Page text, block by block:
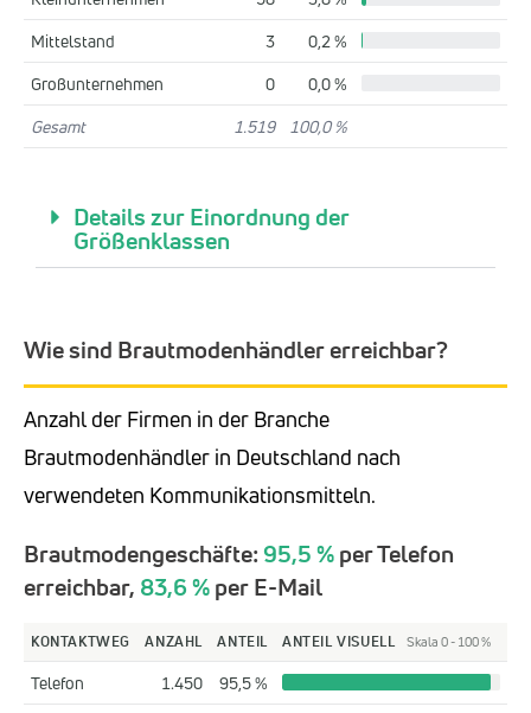
Mittelstand
3
0,2 %
Großunternehmen
0
0,0 %
Gesamt
1.519 100,0 %
Details zur Einordnung der
Größenklassen
Wie sind Brautmodenhändler erreichbar?
Anzahl der Firmen in der Branche
Brautmodenhändler in Deutschland nach
verwendeten Kommunikationsmitteln.
Brautmodengeschäfte:95,5 %per Telefon
erreichbar, 83,6 %per E-Mail
KONTAKTWEG ANZAHL ANTEIL ANTEIL VISUELL Skala 0 - 100 %
Telefon 1.450
95,5 %